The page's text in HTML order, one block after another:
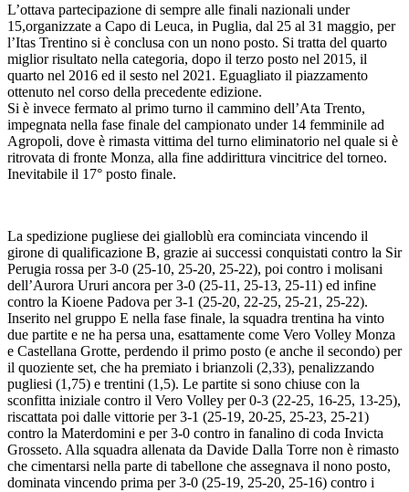
L’ottava partecipazione di sempre alle finali nazionali under
15,organizzate a Capo di Leuca, in Puglia, dal 25 al 31 maggio, per
l’Itas Trentino si è conclusa con un nono posto. Si tratta del quarto
miglior risultato nella categoria, dopo il terzo posto nel 2015, il
quarto nel 2016 ed il sesto nel 2021. Eguagliato il piazzamento
ottenuto nel corso della precedente edizione.
Si è invece fermato al primo turno il cammino dell’Ata Trento,
impegnata nella fase finale del campionato under 14 femminile ad
Agropoli, dove è rimasta vittima del turno eliminatorio nel quale si è
ritrovata di fronte Monza, alla fine addirittura vincitrice del torneo.
Inevitabile il 17° posto finale.
La spedizione pugliese dei gialloblù era cominciata vincendo il
girone di qualificazione B, grazie ai successi conquistati contro la Sir
Perugia rossa per 3-0 (25-10, 25-20, 25-22), poi contro i molisani
dell’Aurora Ururi ancora per 3-0 (25-11, 25-13, 25-11) ed infine
contro la Kioene Padova per 3-1 (25-20, 22-25, 25-21, 25-22).
Inserito nel gruppo E nella fase finale, la squadra trentina ha vinto
due partite e ne ha persa una, esattamente come Vero Volley Monza
e Castellana Grotte, perdendo il primo posto (e anche il secondo) per
il quoziente set, che ha premiato i brianzoli (2,33), penalizzando
pugliesi (1,75) e trentini (1,5). Le partite si sono chiuse con la
sconfitta iniziale contro il Vero Volley per 0-3 (22-25, 16-25, 13-25),
riscattata poi dalle vittorie per 3-1 (25-19, 20-25, 25-23, 25-21)
contro la Materdomini e per 3-0 contro in fanalino di coda Invicta
Grosseto. Alla squadra allenata da Davide Dalla Torre non è rimasto
che cimentarsi nella parte di tabellone che assegnava il nono posto,
dominata vincendo prima per 3-0 (25-19, 25-20, 25-16) contro i